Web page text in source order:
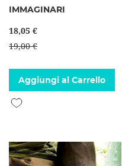
IMMAGINARI
18,05 €
19,00 €
Aggiungi al Carrello
Aggiungi alla lista desideri